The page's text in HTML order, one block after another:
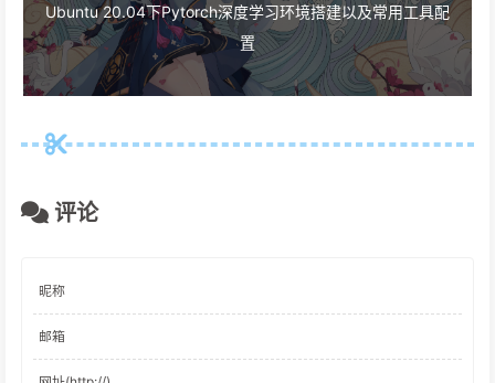
Ubuntu 20.04下Pytorch深度学习环境搭建以及常用工具配
置
评论